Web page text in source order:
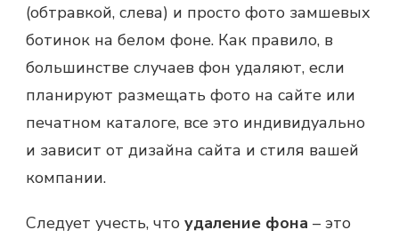
(обтравкой, слева) и просто фото замшевых
ботинок на белом фоне. Как правило, в
большинстве случаев фон удаляют, если
планируют размещать фото на сайте или
печатном каталоге, все это индивидуально
и зависит от дизайна сайта и стиля вашей
компании.
Следует учесть, что удаление фона – это